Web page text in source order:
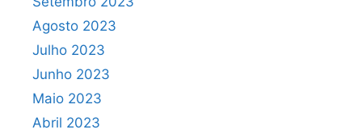
Agosto 2023
Julho 2023
Junho 2023
Maio 2023
Abril 2023